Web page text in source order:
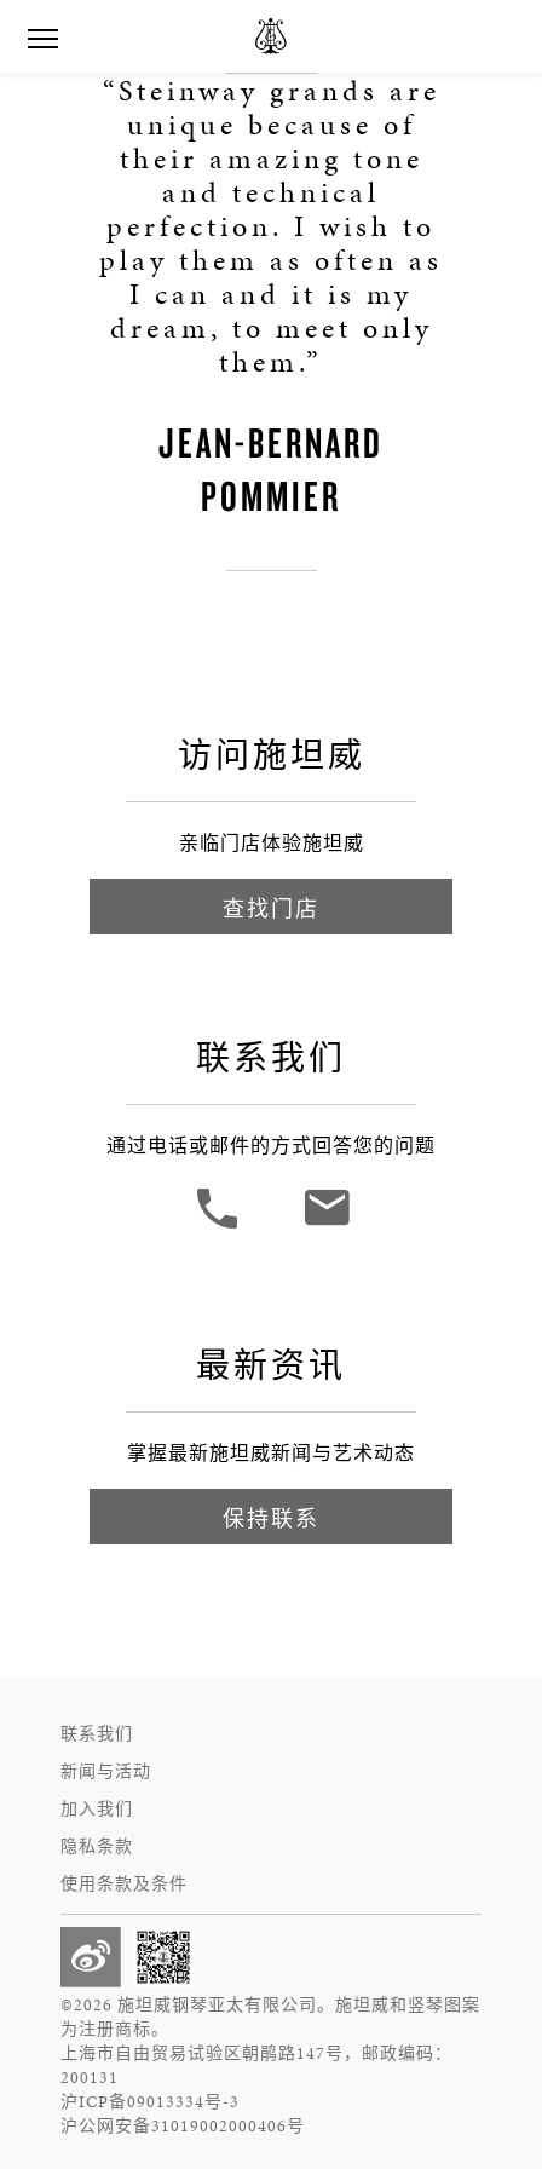
“Steinway grands are
unique because of
their amazing tone
and technical
perfection. I wish to
play them as often as
I can and it is my
dream, to meet only
them.”
JEAN-BERNARD
POMMIER
访问施坦威
亲临门店体验施坦威
查找门店
联系我们
通过电话或邮件的方式回答您的问题
最新资讯
掌握最新施坦威新闻与艺术动态
保持联系
联系我们
新闻与活动
加入我们
隐私条款
使用条款及条件
©2026 施坦威钢琴亚太有限公司。施坦威和竖琴图案
为注册商标。
上海市自由贸易试验区朝鹃路147号，邮政编码：
200131
沪ICP备09013334号-3
沪公网安备31019002000406号